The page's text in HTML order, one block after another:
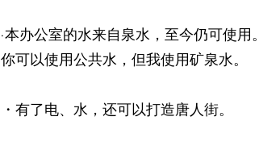
​·本办公室的水来自泉水，至今仍可使用。
你可以使用公共水，但我使用矿泉水。
・有了电、水，还可以打造唐人街。 ​